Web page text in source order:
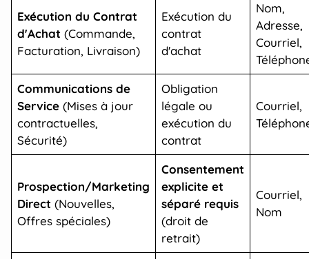
Exécution du Contrat
d'Achat (Commande,
Facturation, Livraison)
Exécution du
contrat
d'achat
Nom,
Adresse,
Courriel,
Communications de
Service (Mises à jour
contractuelles,
Sécurité)
Obligation
légale ou
exécution du
contrat
Courriel,
Prospection/Marketing
Direct (Nouvelles,
Offres spéciales)
Consentement
explicite et
séparé requis
(droit de
retrait)
Courriel,
Nom